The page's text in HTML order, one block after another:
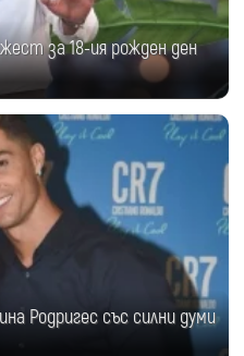
за 18-ия рожден ден
Родригес със силни думи